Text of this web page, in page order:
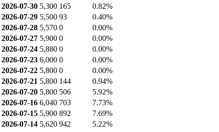
2026-07-30 5,300 165
0.82%
2026-07-29 5,500 93
0.40%
2026-07-28 5,570 0
0.00%
2026-07-27 5,900 0
0.00%
2026-07-24 5,880 0
0.00%
2026-07-23 6,000 0
0.00%
2026-07-22 5,800 0
0.00%
2026-07-21 5,800 144
0.94%
2026-07-20 5,800 506
5.92%
2026-07-16 6,040 703
7.73%
2026-07-15 5,900 892
7.69%
2026-07-14 5,620 942
5.22%